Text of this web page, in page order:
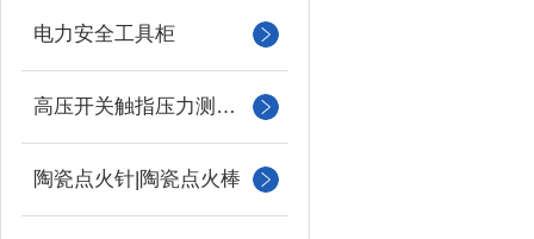
电力安全工具柜
高压开关触指压力测试仪
陶瓷点火针|陶瓷点火棒